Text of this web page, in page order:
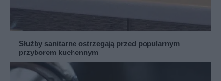
Służby sanitarne ostrzegają przed popularnym
przyborem kuchennym